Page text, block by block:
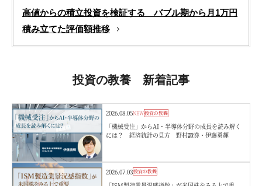
高値からの積立投資を検証する バブル期から月1万円
積み立てた評価額推移
投資の教養 新着記事
2026.08.05NEW投資の教養
「機械受注」からAI・半導体分野の成長を読み解く
には？ 経済統計の見方 野村證券・伊藤勇輝
2026.07.03投資の教養